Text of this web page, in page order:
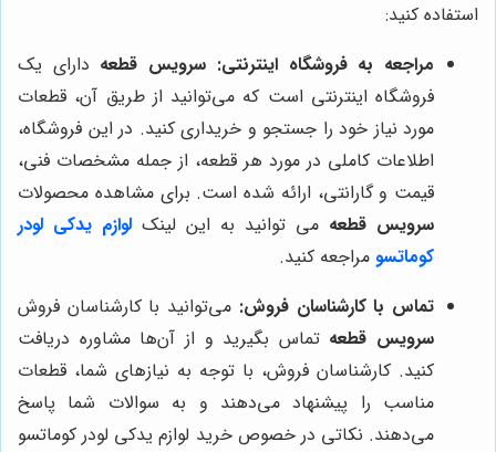
استفاده کنید:
مراجعه به فروشگاه اینترنتی: سرویس قطعه دارای یک
فروشگاه اینترنتی است که می‌توانید از طریق آن، قطعات
مورد نیاز خود را جستجو و خریداری کنید. در این فروشگاه،
اطلاعات کاملی در مورد هر قطعه، از جمله مشخصات فنی،
قیمت و گارانتی، ارائه شده است. برای مشاهده محصولات
سرویس قطعه می توانید به این لینک لوازم یدکی لودر
کوماتسو مراجعه کنید.
تماس با کارشناسان فروش: می‌توانید با کارشناسان فروش
سرویس قطعه تماس بگیرید و از آن‌ها مشاوره دریافت
کنید. کارشناسان فروش، با توجه به نیازهای شما، قطعات
مناسب را پیشنهاد می‌دهند و به سوالات شما پاسخ
می‌دهند. نکاتی در خصوص خرید لوازم یدکی لودر کوماتسو